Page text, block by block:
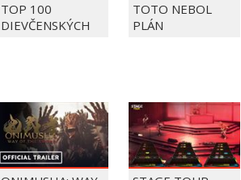
TOP 100
DIEVČENSKÝCH
TOTO NEBOL
PLÁN